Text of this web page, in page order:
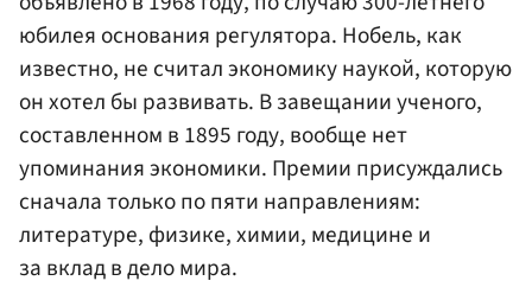
юбилея основания регулятора. Нобель, как
известно, не считал экономику наукой, которую
он хотел бы развивать. В завещании ученого,
составленном в 1895 году, вообще нет
упоминания экономики. Премии присуждались
сначала только по пяти направлениям:
литературе, физике, химии, медицине и
за вклад в дело мира.